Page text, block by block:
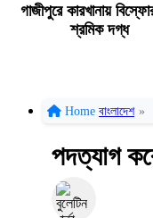
গাজীপুরে কারখানায়
শ্রমিক দগ্ধ
Home বাংলাদেশ »
পদত্যাগ